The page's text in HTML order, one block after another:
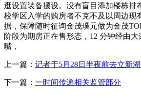
逛设置装备摆设。没有盲目添加楼栋排
校学区入学的购房者不克不及以周边现
据，保障随时征询金茂璞元做为金茂
阶段为期房正在售形态，12 分钟经由
嘴，
上一篇： 记者于5月28日半夜前去立新
下一篇： 一时间传递相关监管部分